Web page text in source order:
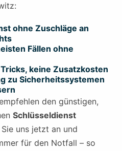
ohne Zuschläge an
Fällen ohne
keine Zusatzkosten
zu Sicherheitssystemen
den günstigen,
Schlüsseldienst
uns jetzt an und
für den Notfall – so